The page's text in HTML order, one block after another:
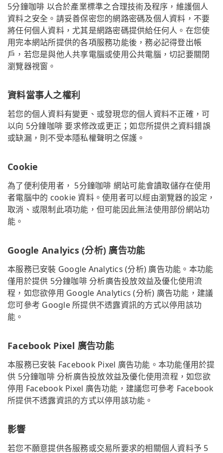
5分鐘咖啡 以合於產業標準之合理技術及程序，維護個人
資料之安全。請妥善保密您的網路密碼及個人資料，不要
將任何個人資料，尤其是網路密碼提供給任何人。在您使
用完本網站所提供的各項服務功能後，務必記得登出帳
戶，若您是與他人共享電腦或使用公共電腦，切記要關閉
瀏覽器視窗。
資料當事人之權利
若您的個人資料有變更、或發現您的個人資料不正確，可
以向 5分鐘咖啡 要求修改或更正；如您所提供之資料錯誤
或缺漏，則不受本隱私權聲明之保護。
Cookie
為了便利使用者， 5分鐘咖啡 網站可能會讀取儲存在使用
者電腦中的 cookie 資料。使用者可以經由瀏覽器的設定，
取消、或限制此項功能，但可能因此無法使用部份網站功
能。
Google Analyics (分析) 廣告功能
本服務已安裝 Google Analytics (分析) 廣告功能。本功能
僅用於提供 5分鐘咖啡 分析廣告投放效益及優化使用流
程，如您欲停用 Google Analytics (分析) 廣告功能，建議
您可參考 Google 所提供不透露資訊的方式以停用該功
能。
Facebook Pixel 廣告功能
本服務已安裝 Facebook Pixel 廣告功能。本功能僅用於提
供 5分鐘咖啡 分析廣告投放效益及優化使用流程，如您欲
停用 Facebook Pixel 廣告功能，建議您可參考 Facebook
所提供不透露資訊的方式以停用該功能。
影響
若您不願意提供各服務或交易所要求的相關個人資料予 5